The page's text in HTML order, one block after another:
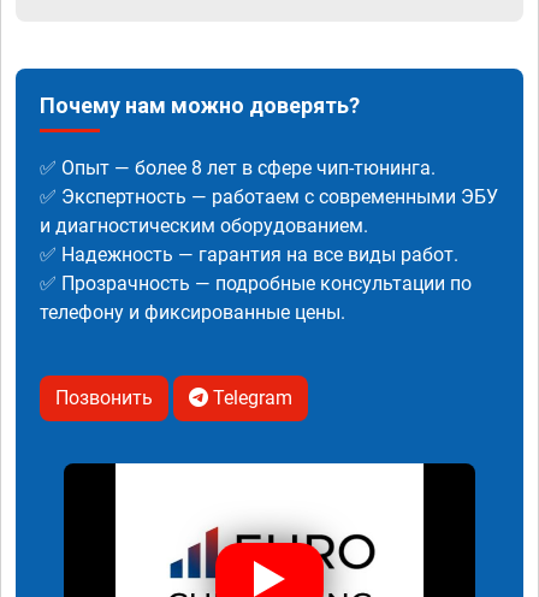
Почему нам можно доверять?
✅ Опыт — более 8 лет в сфере чип-тюнинга.
✅ Экспертность — работаем с современными ЭБУ
и диагностическим оборудованием.
✅ Надежность — гарантия на все виды работ.
✅ Прозрачность — подробные консультации по
телефону и фиксированные цены.
Позвонить Telegram